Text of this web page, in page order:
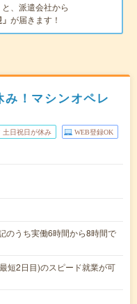
、派遣会社から
が届きます！
！マシンオペレ
土日祝日が休み WEB登録OK
のうち実働6時間から8時間で
短2日目)のスピード就業が可